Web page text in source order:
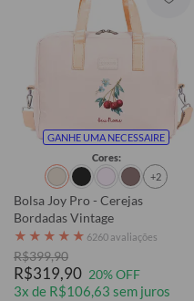
GANHE UMA NECESSAIRE
Cores:
+2
Bolsa Joy Pro - Cerejas
Bordadas Vintage
★ ★ ★ ★ ★ 6260 avaliações
R$399,90
R$319,90 20% OFF
3x de R$106,63 sem juros